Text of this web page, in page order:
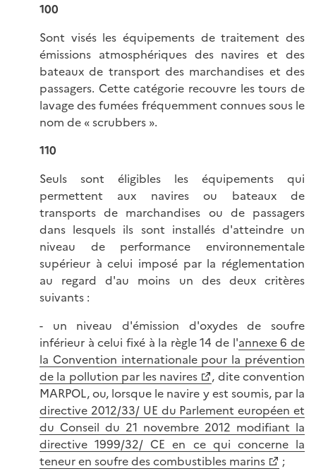
100
Sont visés les équipements de traitement des
émissions atmosphériques des navires et des
bateaux de transport des marchandises et des
passagers. Cette catégorie recouvre les tours de
lavage des fumées fréquemment connues sous le
nom de « scrubbers ».
110
Seuls sont éligibles les équipements qui
permettent aux navires ou bateaux de
transports de marchandises ou de passagers
dans lesquels ils sont installés d'atteindre un
niveau de performance environnementale
supérieur à celui imposé par la réglementation
au regard d'au moins un des deux critères
suivants :
- un niveau d'émission d'oxydes de soufre
inférieur à celui fixé à la règle 14 de l'annexe 6 de
la Convention internationale pour la prévention
de la pollution par les navires
, dite convention
MARPOL, ou, lorsque le navire y est soumis, par la
directive 2012/33/ UE du Parlement européen et
du Conseil du 21 novembre 2012 modifiant la
directive 1999/32/ CE en ce qui concerne la
teneur en soufre des combustibles marins
;